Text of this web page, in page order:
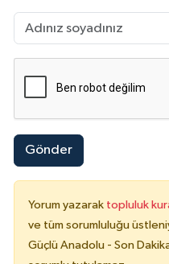
Gönder
Yorum yazarak topluluk
ve tüm sorumluluğu
Güçlü Anadolu - Son